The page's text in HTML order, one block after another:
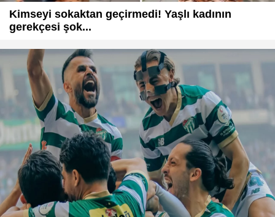
Kimseyi sokaktan geçirmedi! Yaşlı kadının
gerekçesi şok...